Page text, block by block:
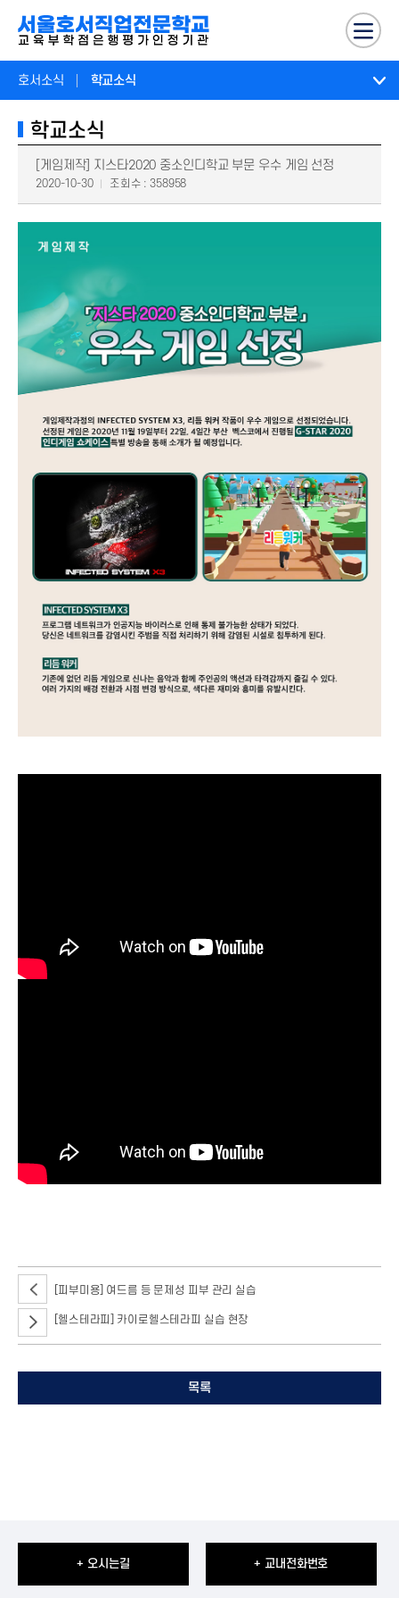
호서소식 학교소식
학교소식
[게임제작] 지스타2020 중소인디학교 부문 우수 게임 선정
2020-10-30 조회수 : 358958
[피부미용] 여드름 등 문제성 피부 관리 실습
[헬스테라피] 카이로헬스테라피 실습 현장
목록
+ 오시는길 + 교내전화번호